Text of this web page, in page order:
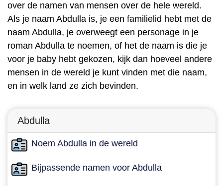
over de namen van mensen over de hele wereld.
Als je naam Abdulla is, je een familielid hebt met de
naam Abdulla, je overweegt een personage in je
roman Abdulla te noemen, of het de naam is die je
voor je baby hebt gekozen, kijk dan hoeveel andere
mensen in de wereld je kunt vinden met die naam,
en in welk land ze zich bevinden.
Abdulla
Noem Abdulla in de wereld
Bijpassende namen voor Abdulla